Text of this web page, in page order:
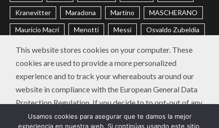
Kranevitter Maradona Martino MASCHERANO
Mauricio Macri Menotti Messi Osvaldo Zubeldía
Passarella Pochettino Ramón Díaz
Riquelme River Russo Sabella Sampaoli
Selección Argentina Trobbiani Veira Vélez
CONTACTO POLÍTICA DE PRIVACIDAD
Instagram
Twitter
Youtube
Facebook
LinkedIn
Usamos cookies para asegurar que te damos la mejor
experiencia en nuestra web. Si continúas usando este sitio,
This website stores cookies on your computer. These
cookies are used to provide a more personalized
experience and to track your whereabouts around our
website in compliance with the European General Data
Protection Regulation. If you decide to to opt-out of any
future tracking, a cookie will be setup in your browser to